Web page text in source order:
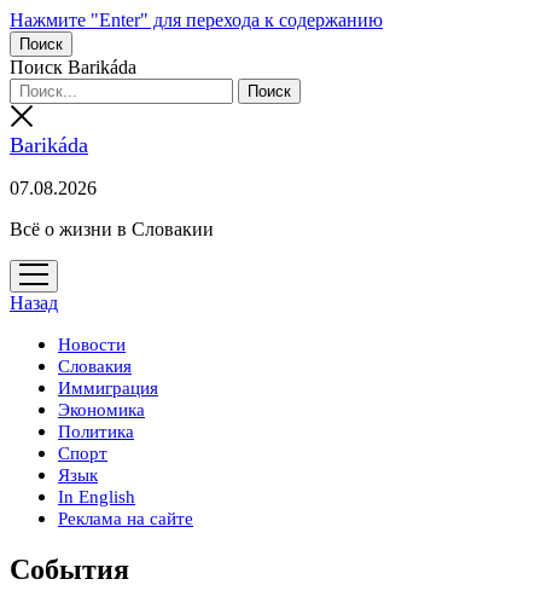
Нажмите "Enter" для перехода к содержанию
Поиск
Поиск Barikáda
Barikáda
07.08.2026
Всё о жизни в Словакии
открыть
меню
Назад
Новости
Словакия
Иммиграция
Экономика
Политика
Спорт
Язык
In English
Реклама на сайте
События